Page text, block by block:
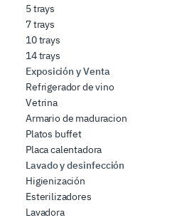
5 trays
7 trays
10 trays
14 trays
Exposición y Venta
Refrigerador de vino
Vetrina
Armario de maduracion
Platos buffet
Placa calentadora
Lavado y desinfección
Higienización
Esterilizadores
Lavadora